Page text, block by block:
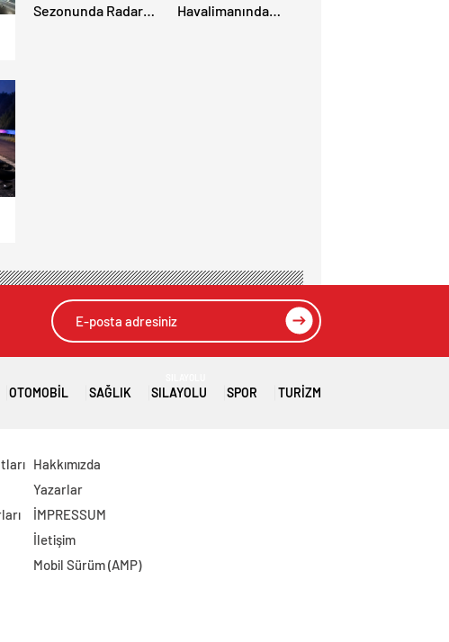
Sezonunda Radar
Havalimanında
OTOMOBIL SAĞLIK SILAYOLU SPOR TURIZM
Hakkımızda
Yazarlar
İMPRESSUM
İletişim
Mobil Sürüm (AMP)